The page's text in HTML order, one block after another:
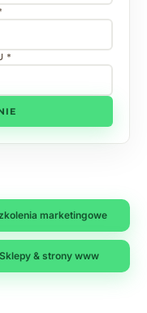
*
marketingowe
Sklepy & strony www